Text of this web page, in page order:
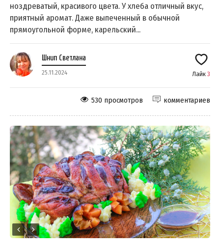
ноздреватый, красивого цвета. У хлеба отличный вкус,
приятный аромат. Даже выпеченный в обычной
прямоугольной форме, карельский...
Шнип Светлана
25.11.2024 Лайк 3
комментариев
530 просмотров